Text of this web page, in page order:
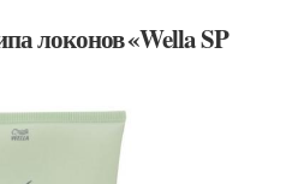
локонов «Wella SP